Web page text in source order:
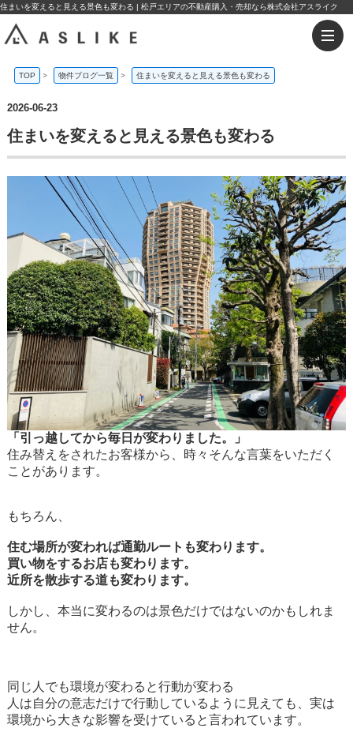
住まいを変えると見える景色も変わる | 松戸エリアの不動産購入・売却なら株式会社アスライク
TOP > 物件ブログ一覧 > 住まいを変えると見える景色も変わる
2026-06-23
住まいを変えると見える景色も変わる
「引っ越してから毎日が変わりました。」
住み替えをされたお客様から、時々そんな言葉をいただく
ことがあります。
もちろん、
住む場所が変われば通勤ルートも変わります。
買い物をするお店も変わります。
近所を散歩する道も変わります。
しかし、本当に変わるのは景色だけではないのかもしれま
せん。
同じ人でも環境が変わると行動が変わる
人は自分の意志だけで行動しているように見えても、実は
環境から大きな影響を受けていると言われています。